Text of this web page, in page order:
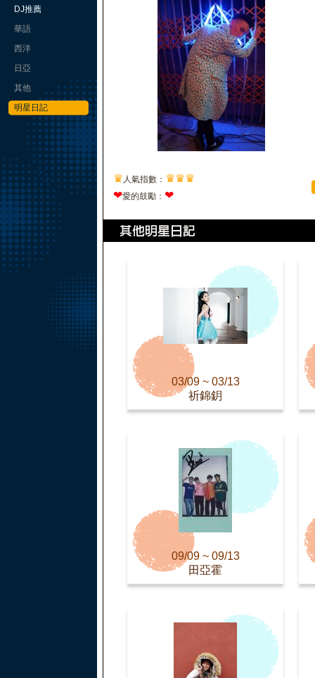
DJ推薦
華語
西洋
日亞
其他
明星日記
♛ 人氣指數： ♛♛♛
❤愛的鼓勵： ❤
03/09 ~ 03/13
祈錦鈅
09/09 ~ 09/13
田亞霍